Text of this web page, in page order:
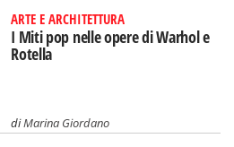
ARTE E ARCHITETTURA
I Miti pop nelle opere di Warhol e
Rotella
diMarina Giordano